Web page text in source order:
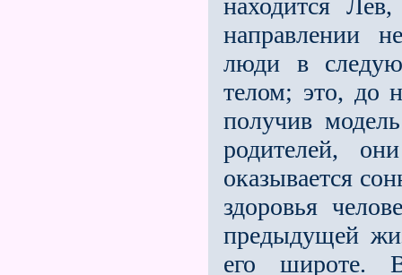
находится
направлении
люди в
телом; это, до
получив
родителей,
оказывается
здоровья
предыдущей
его широте.